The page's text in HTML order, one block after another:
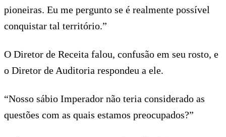
pioneiras. Eu me pergunto se é realmente possível
conquistar tal território.”
O Diretor de Receita falou, confusão em seu rosto, e
o Diretor de Auditoria respondeu a ele.
“Nosso sábio Imperador não teria considerado as
questões com as quais estamos preocupados?”